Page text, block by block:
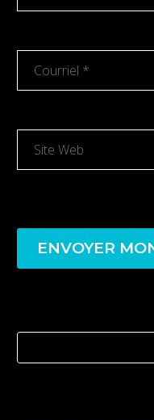
ENVOYER